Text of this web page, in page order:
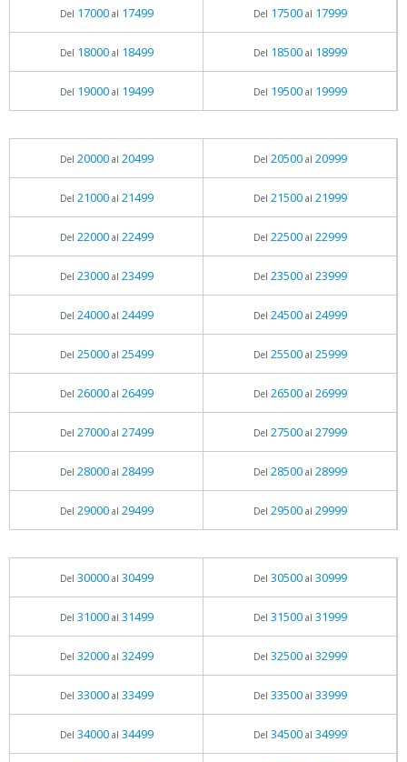
Del 17000al 17499 Del 17500al 17999
Del 18000al 18499 Del 18500al 18999
Del 19000al 19499 Del 19500al 19999
Del 20000al 20499 Del 20500al 20999
Del 21000al 21499 Del 21500al 21999
Del 22000al 22499 Del 22500al 22999
Del 23000al 23499 Del 23500al 23999
Del 24000al 24499 Del 24500al 24999
Del 25000al 25499 Del 25500al 25999
Del 26000al 26499 Del 26500al 26999
Del 27000al 27499 Del 27500al 27999
Del 28000al 28499 Del 28500al 28999
Del 29000al 29499 Del 29500al 29999
Del 30000al 30499 Del 30500al 30999
Del 31000al 31499 Del 31500al 31999
Del 32000al 32499 Del 32500al 32999
Del 33000al 33499 Del 33500al 33999
Del 34000al 34499 Del 34500al 34999